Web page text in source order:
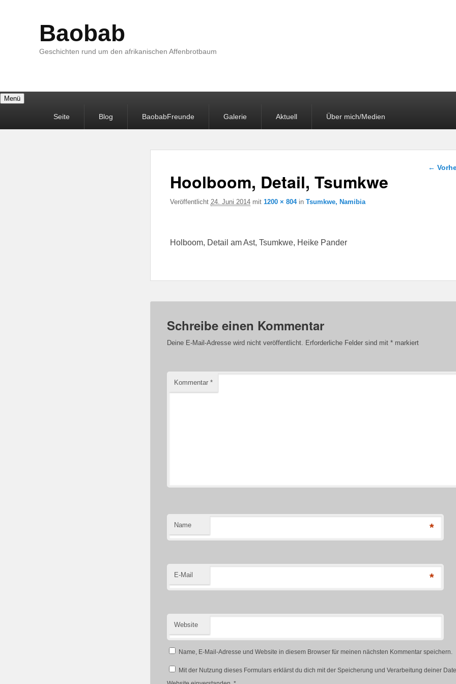
Baobab
Geschichten rund um den afrikanischen Affenbrotbaum
Menü
Seite Blog BaobabFreunde Galerie Aktuell Über mich/Medien
Bilder-
←
Hoolboom, Detail, Tsumkwe
Veröffentlicht 24. Juni 2014mit 1200 × 804in Tsumkwe, Namibia
Holboom, Detail am Ast, Tsumkwe, Heike Pander
Schreibe einen Kommentar
Deine E-Mail-Adresse wird nicht veröffentlicht. Erforderliche Felder sind mit * markiert
Kommentar *
Name *
E-Mail *
Website
Name, E-Mail-Adresse und Website in diesem Browser für meinen nächsten Kommentar speichern.
Mit der Nutzung dieses Formulars erklärst du dich mit der Speicherung und Verarbeitung deiner